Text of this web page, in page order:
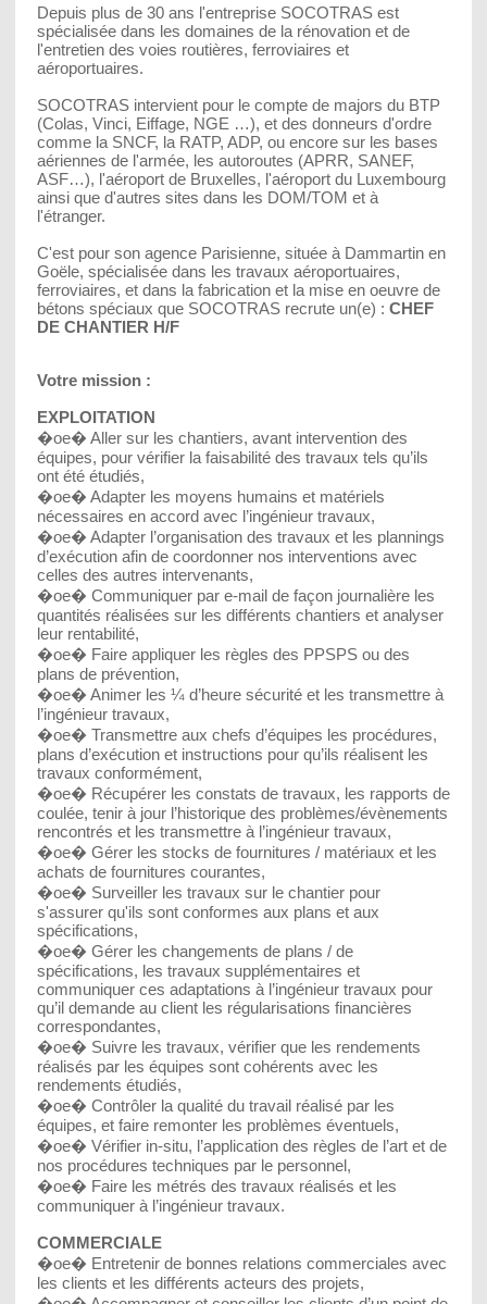
Depuis plus de 30 ans l'entreprise SOCOTRAS est
spécialisée dans les domaines de la rénovation et de
l'entretien des voies routières, ferroviaires et
aéroportuaires.
SOCOTRAS intervient pour le compte de majors du BTP
(Colas, Vinci, Eiffage, NGE …), et des donneurs d'ordre
comme la SNCF, la RATP, ADP, ou encore sur les bases
aériennes de l'armée, les autoroutes (APRR, SANEF,
ASF…), l'aéroport de Bruxelles, l'aéroport du Luxembourg
ainsi que d'autres sites dans les DOM/TOM et à
l'étranger.
C'est pour son agence Parisienne, située à Dammartin en
Goële, spécialisée dans les travaux aéroportuaires,
ferroviaires, et dans la fabrication et la mise en oeuvre de
bétons spéciaux que SOCOTRAS recrute un(e) : CHEF
DE CHANTIER H/F
Votre mission :
EXPLOITATION
�oe� Aller sur les chantiers, avant intervention des
équipes, pour vérifier la faisabilité des travaux tels qu’ils
ont été étudiés,
�oe� Adapter les moyens humains et matériels
nécessaires en accord avec l’ingénieur travaux,
�oe� Adapter l’organisation des travaux et les plannings
d’exécution afin de coordonner nos interventions avec
celles des autres intervenants,
�oe� Communiquer par e-mail de façon journalière les
quantités réalisées sur les différents chantiers et analyser
leur rentabilité,
�oe� Faire appliquer les règles des PPSPS ou des
plans de prévention,
�oe� Animer les ¼ d’heure sécurité et les transmettre à
l’ingénieur travaux,
�oe� Transmettre aux chefs d’équipes les procédures,
plans d’exécution et instructions pour qu’ils réalisent les
travaux conformément,
�oe� Récupérer les constats de travaux, les rapports de
coulée, tenir à jour l’historique des problèmes/évènements
rencontrés et les transmettre à l’ingénieur travaux,
�oe� Gérer les stocks de fournitures / matériaux et les
achats de fournitures courantes,
�oe� Surveiller les travaux sur le chantier pour
s'assurer qu'ils sont conformes aux plans et aux
spécifications,
�oe� Gérer les changements de plans / de
spécifications, les travaux supplémentaires et
communiquer ces adaptations à l’ingénieur travaux pour
qu’il demande au client les régularisations financières
correspondantes,
�oe� Suivre les travaux, vérifier que les rendements
réalisés par les équipes sont cohérents avec les
rendements étudiés,
�oe� Contrôler la qualité du travail réalisé par les
équipes, et faire remonter les problèmes éventuels,
�oe� Vérifier in-situ, l’application des règles de l’art et de
nos procédures techniques par le personnel,
�oe� Faire les métrés des travaux réalisés et les
communiquer à l’ingénieur travaux.
COMMERCIALE
�oe� Entretenir de bonnes relations commerciales avec
les clients et les différents acteurs des projets,